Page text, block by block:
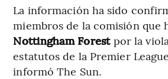
La información ha sido
miembros de la comisión que
Nottingham Forest por la
estatutos de la Premier
informó The Sun.